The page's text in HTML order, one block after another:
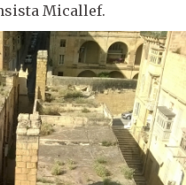
Micallef.